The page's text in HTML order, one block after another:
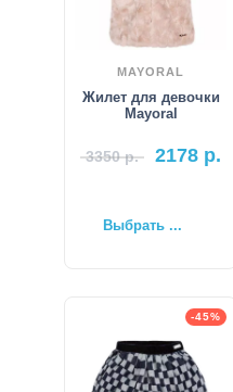
MAYORAL
Жилет для девочки
Mayoral
3350р. 2178 р.
Выбрать ...
-45%